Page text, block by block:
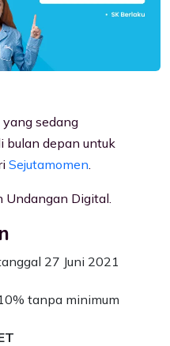
sedang
bulan depan untuk
Sejutamomen
Digital.
27 Juni 2021
tanpa minimum